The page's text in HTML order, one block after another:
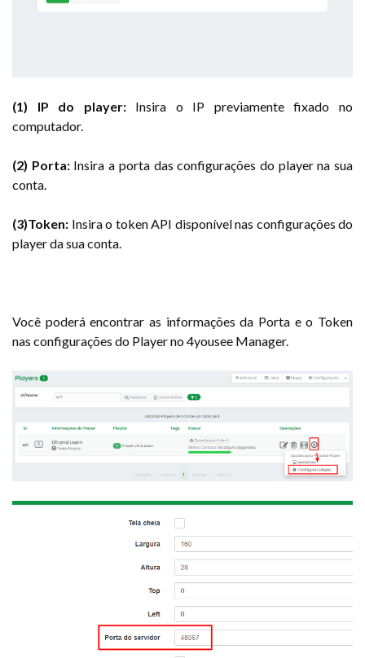
(1) IP do player:Insira o IP previamente fixado no
computador.
(2) Porta:Insira a porta das configurações do player na sua
conta.
(3)Token: Insira o token API disponível nas configurações do
player da sua conta.
Você poderá encontrar as informações da Porta e o Token
nas configurações do Player no 4yousee Manager.